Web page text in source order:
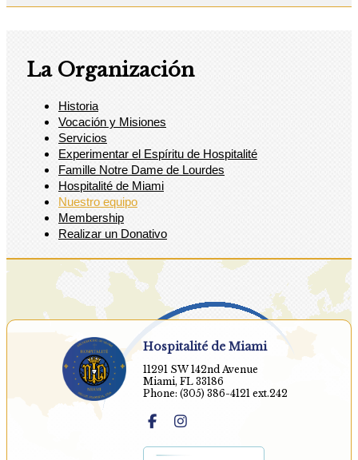
La Organización
Historia
Vocación y Misiones
Servicios
Experimentar el Espíritu de Hospitalité
Famille Notre Dame de Lourdes
Hospitalité de Miami
Nuestro equipo
Membership
Realizar un Donativo
Hospitalité de Miami
11291 SW 142nd Avenue
Miami, FL 33186
Phone: (305) 386-4121 ext.242